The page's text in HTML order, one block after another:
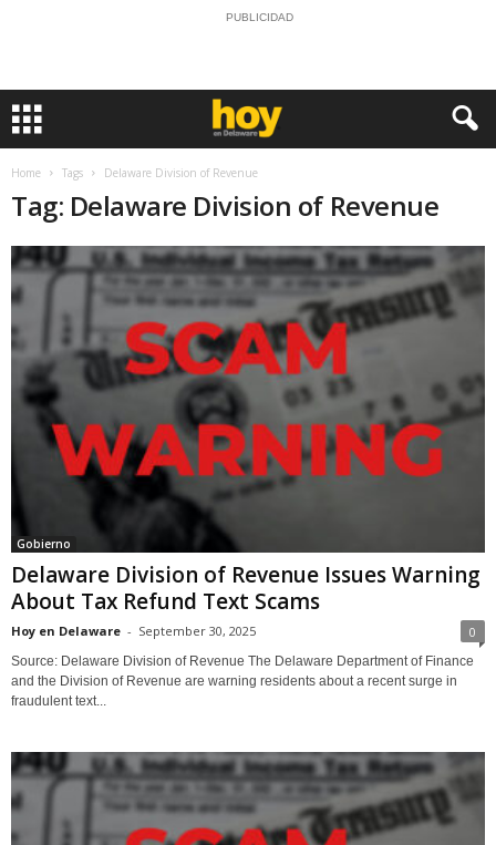
PUBLICIDAD
Home Tags Delaware Division of Revenue
Tag: Delaware Division of Revenue
Gobierno
Delaware Division of Revenue Issues Warning
About Tax Refund Text Scams
Hoy en Delaware - September 30, 2025 0
Source: Delaware Division of Revenue The Delaware Department of Finance
and the Division of Revenue are warning residents about a recent surge in
fraudulent text...